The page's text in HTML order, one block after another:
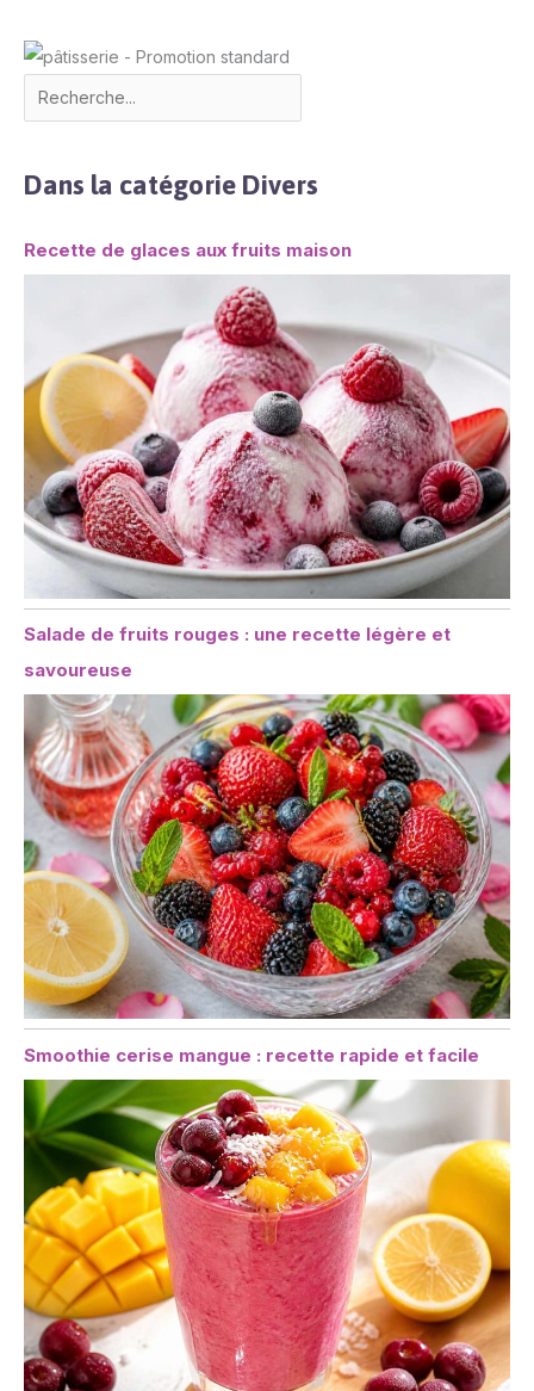
Dans la catégorie Divers
Recette de glaces aux fruits maison
Salade de fruits rouges : une recette légère et
savoureuse
Smoothie cerise mangue : recette rapide et facile